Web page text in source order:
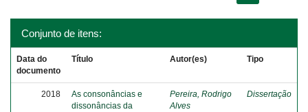
Conjunto de itens:
Data do
documento
Título Autor(es) Tipo
2018
As consonâncias e
dissonâncias da
Pereira, Rodrigo
Alves
Dissertação